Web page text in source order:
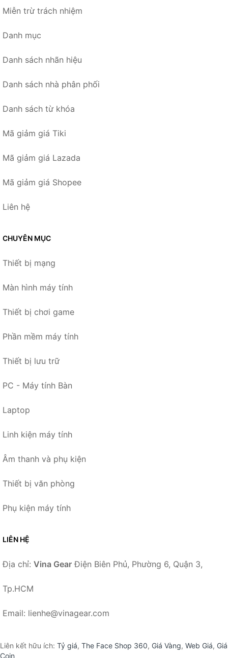
Miễn trừ trách nhiệm
Danh mục
Danh sách nhãn hiệu
Danh sách nhà phân phối
Danh sách từ khóa
Mã giảm giá Tiki
Mã giảm giá Lazada
Mã giảm giá Shopee
Liên hệ
CHUYÊN MỤC
Thiết bị mạng
Màn hình máy tính
Thiết bị chơi game
Phần mềm máy tính
Thiết bị lưu trữ
PC - Máy tính Bàn
Laptop
Linh kiện máy tính
Âm thanh và phụ kiện
Thiết bị văn phòng
Phụ kiện máy tính
LIÊN HỆ
Địa chỉ: Vina Gear Điện Biên Phủ, Phường 6, Quận 3,
Tp.HCM
Email: lienhe@vinagear.com
Liên kết hữu ích: Tỷ giá, The Face Shop 360, Giá Vàng, Web Giá, Giá
Coin